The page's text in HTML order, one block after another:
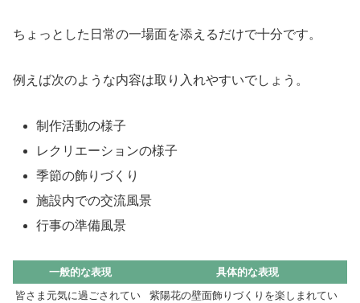
ちょっとした日常の一場面を添えるだけで十分です。
例えば次のような内容は取り入れやすいでしょう。
制作活動の様子
レクリエーションの様子
季節の飾りづくり
施設内での交流風景
行事の準備風景
一般的な表現
具体的な表現
皆さま元気に過ごされてい
紫陽花の壁面飾りづくりを楽しまれてい